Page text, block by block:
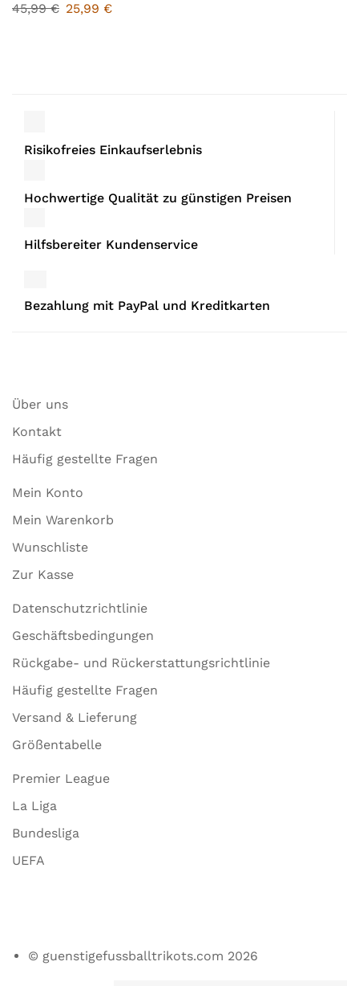
45,99€ 25,99 €
Risikofreies Einkaufserlebnis
Hochwertige Qualität zu günstigen Preisen
Hilfsbereiter Kundenservice
Bezahlung mit PayPal und Kreditkarten
Über uns
Kontakt
Häufig gestellte Fragen
Mein Konto
Mein Warenkorb
Wunschliste
Zur Kasse
Datenschutzrichtlinie
Geschäftsbedingungen
Rückgabe- und Rückerstattungsrichtlinie
Häufig gestellte Fragen
Versand & Lieferung
Größentabelle
Premier League
La Liga
Bundesliga
UEFA
© guenstigefussballtrikots.com 2026